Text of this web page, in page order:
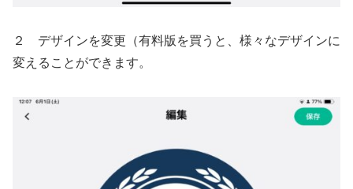
２ デザインを変更（有料版を買うと、様々なデザインに
変えることができます。